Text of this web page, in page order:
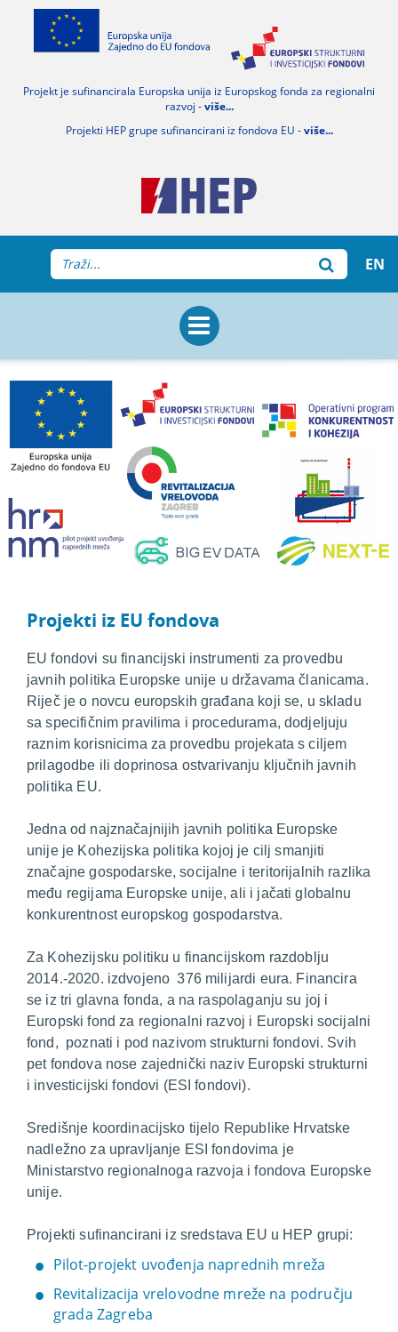
Projekt je sufinancirala Europska unija iz Europskog fonda za regionalni
razvoj -više...
Projekti HEP grupe sufinancirani iz fondova EU -više...
EN
Projekti iz EU fondova
EU fondovi su financijski instrumenti za provedbu
javnih politika Europske unije u državama članicama.
Riječ je o novcu europskih građana koji se, u skladu
sa specifičnim pravilima i procedurama, dodjeljuju
raznim korisnicima za provedbu projekata s ciljem
prilagodbe ili doprinosa ostvarivanju ključnih javnih
politika EU.
Jedna od najznačajnijih javnih politika Europske
unije je Kohezijska politika kojoj je cilj smanjiti
značajne gospodarske, socijalne i teritorijalnih razlika
među regijama Europske unije, ali i jačati globalnu
konkurentnost europskog gospodarstva.
Za Kohezijsku politiku u financijskom razdoblju
2014.-2020. izdvojeno 376 milijardi eura. Financira
se iz tri glavna fonda, a na raspolaganju su joj i
Europski fond za regionalni razvoj i Europski socijalni
fond, poznati i pod nazivom strukturni fondovi. Svih
pet fondova nose zajednički naziv Europski strukturni
i investicijski fondovi (ESI fondovi).
Središnje koordinacijsko tijelo Republike Hrvatske
nadležno za upravljanje ESI fondovima je
Ministarstvo regionalnoga razvoja i fondova Europske
unije.
Projekti sufinancirani iz sredstava EU u HEP grupi:
Pilot-projekt uvođenja naprednih mreža
Revitalizacija vrelovodne mreže na području
grada Zagreba